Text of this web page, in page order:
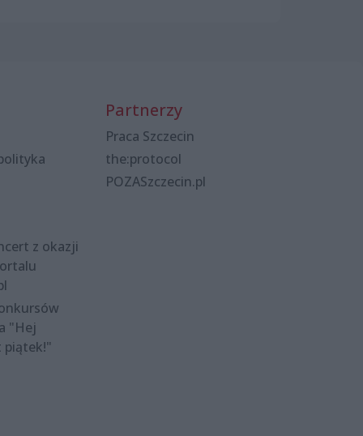
z okazji
"Hej
piątek!"
Partnerzy
Praca Szczecin
the:protocol
POZASzczecin.pl